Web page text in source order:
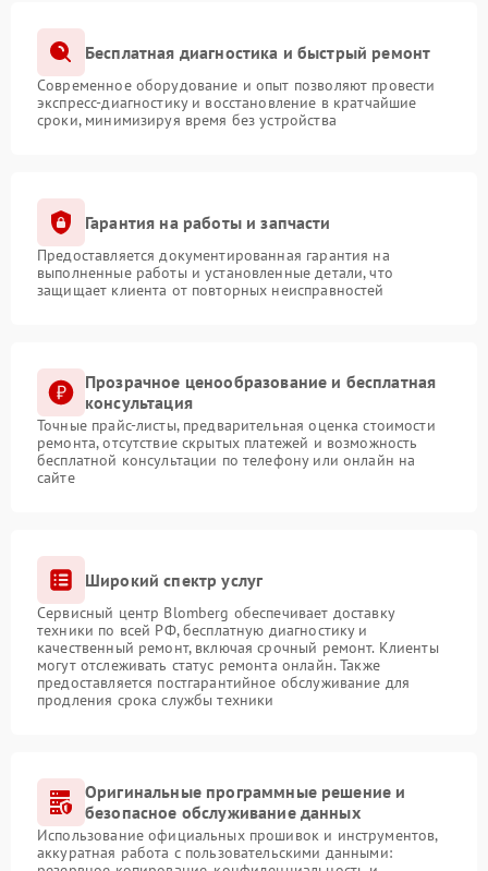
Бесплатная диагностика и быстрый ремонт
Современное оборудование и опыт позволяют провести
экспресс-диагностику и восстановление в кратчайшие
сроки, минимизируя время без устройства
Гарантия на работы и запчасти
Предоставляется документированная гарантия на
выполненные работы и установленные детали, что
защищает клиента от повторных неисправностей
Прозрачное ценообразование и бесплатная
консультация
Точные прайс-листы, предварительная оценка стоимости
ремонта, отсутствие скрытых платежей и возможность
бесплатной консультации по телефону или онлайн на
сайте
Широкий спектр услуг
Сервисный центр Blomberg обеспечивает доставку
техники по всей РФ, бесплатную диагностику и
качественный ремонт, включая срочный ремонт. Клиенты
могут отслеживать статус ремонта онлайн. Также
предоставляется постгарантийное обслуживание для
продления срока службы техники
Оригинальные программные решение и
безопасное обслуживание данных
Использование официальных прошивок и инструментов,
аккуратная работа с пользовательскими данными: